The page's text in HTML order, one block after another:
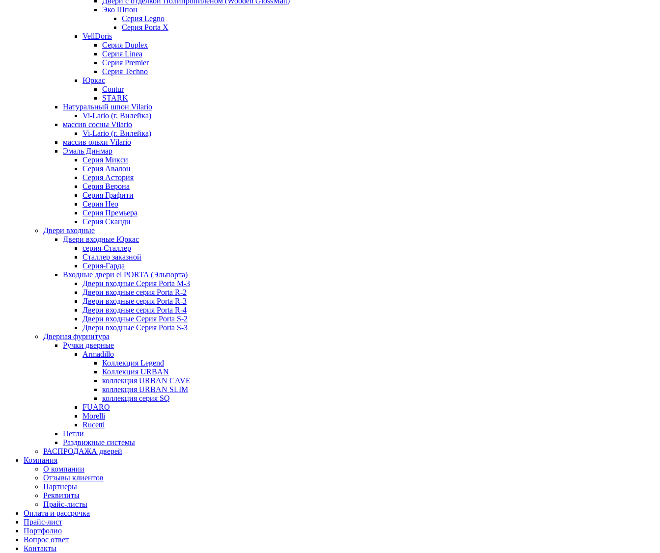
Эко Шпон
Серия Legno
Серия Porta X
VellDoris
Серия Duplex
Серия Linea
Серия Premier
Серия Techno
Юркас
Contur
STARK
Натуральный шпон Vilario
Vi-Lario (г. Вилейка)
массив сосны Vilario
Vi-Lario (г. Вилейка)
массив ольхи Vilario
Эмаль Динмар
Серия Микси
Серия Авалон
Серия Астория
Серия Верона
Серия Графити
Серия Нео
Серия Премьера
Серия Сканди
Двери входные
Двери входные Юркас
серия-Сталлер
Сталлер заказной
Серия-Гарда
Входные двери el PORTA (Эльпорта)
Двери входные Серия Porta M-3
Двери входные серия Porta R-2
Двери входные серия Porta R-3
Двери входные серия Porta R-4
Двери входные Серия Porta S-2
Двери входные Серия Porta S-3
Дверная фурнитура
Ручки дверные
Armadillo
Коллекция Legend
Коллекция URBAN
коллекция URBAN CAVE
коллекция URBAN SLIM
коллекция серия SQ
FUARO
Morelli
Rucetti
Петли
Раздвижные системы
РАСПРОДАЖА дверей
Компания
О компании
Отзывы клиентов
Партнеры
Реквизиты
Прайс-листы
Оплата и рассрочка
Прайс-лист
Портфолио
Вопрос ответ
Контакты